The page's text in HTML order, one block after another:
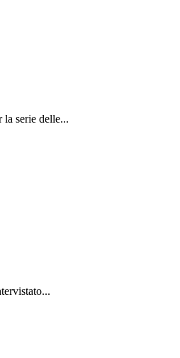
serie delle...